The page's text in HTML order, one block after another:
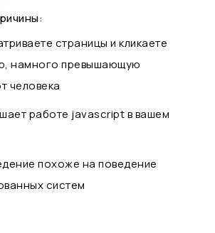
страницы и кликаете
намного превышающую
человека
работе javascript в вашем
похоже на поведение
систем